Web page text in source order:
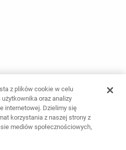
z plików cookie w celu
oraz analizy
internetowej. Dzielimy się
korzystania z naszej strony z
mediów społecznościowych,